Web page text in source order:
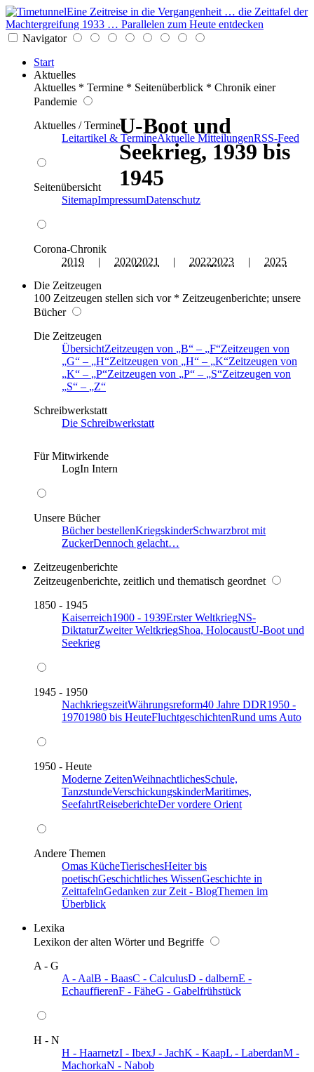
Eine Zeitreise in die Vergangenheit … die Zeittafel der
Machtergreifung 1933 … Parallelen zum Heute entdecken
Navigator
Start
Aktuelles
Aktuelles * Termine * Seitenüberblick * Chronik einer
Pandemie
Aktuelles / Termine
Leitartikel & TermineAktuelle MitteilungenRSS-Feed
Seitenübersicht
SitemapImpressumDatenschutz
Corona-Chronik
2019 | 20202021 | 20222023 | 2025
Die Zeitzeugen
100 Zeitzeugen stellen sich vor * Zeitzeugenberichte; unsere
Bücher
Die Zeitzeugen
ÜbersichtZeitzeugen von B – F Zeitzeugen von
G
– H Zeitzeugen von H – K Zeitzeugen von
K
– P Zeitzeugen von P – S Zeitzeugen von
S
–
Z
Schreibwerkstatt
Die Schreibwerkstatt
Für Mitwirkende
LogIn Intern
Unsere Bücher
Bücher bestellenKriegskinderSchwarzbrot mit
ZuckerDennoch gelacht…
Zeitzeugenberichte
Zeitzeugenberichte, zeitlich und thematisch geordnet
1850 - 1945
Kaiserreich1900 - 1939Erster WeltkriegNS-
DiktaturZweiter WeltkriegShoa, HolocaustU-Boot und
Seekrieg
1945 - 1950
NachkriegszeitWährungsreform40 Jahre DDR1950 -
19701980 bis HeuteFluchtgeschichtenRund ums Auto
1950 - Heute
Moderne ZeitenWeihnachtlichesSchule,
TanzstundeVerschickungskinderMaritimes,
SeefahrtReiseberichteDer vordere Orient
Andere Themen
Omas KücheTierischesHeiter bis
poetischGeschichtliches WissenGeschichte in
ZeittafelnGedanken zur Zeit - BlogThemen im
Überblick
Lexika
Lexikon der alten Wörter und Begriffe
A - G
A - AalB - BaasC - CalculusD - dalbernE -
EchauffierenF - FäheG - Gabelfrühstück
H - N
H - HaarnetzI - IbexJ - JachK - KaapL - LaberdanM -
MachorkaN - Nabob
U-Boot und
Seekrieg, 1939 bis
1945